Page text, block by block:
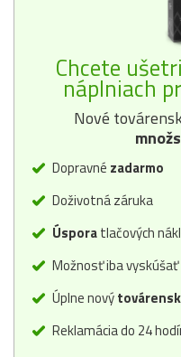
Chcete
náplniach
Nové
Dopravné zadarmo
Doživotná záruka
Úsporatlačových
Možnosť iba vyskúšať
Úplne nový
Reklamácia do 24